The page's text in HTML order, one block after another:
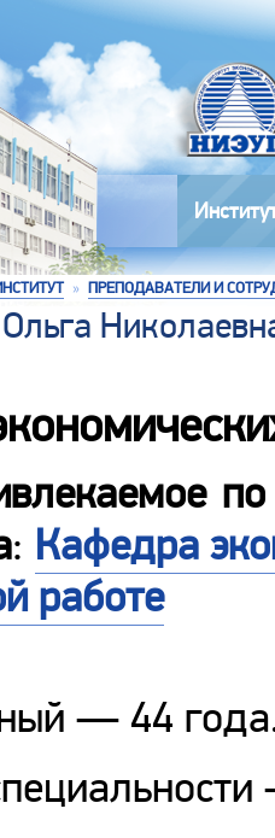
» ПРЕПОДАВАТЕЛИ И
: Кафедра
работе
— 44